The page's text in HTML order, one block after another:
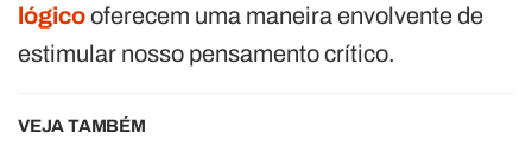
lógicooferecem uma maneira envolvente de
estimular nosso pensamento crítico.
VEJA TAMBÉM